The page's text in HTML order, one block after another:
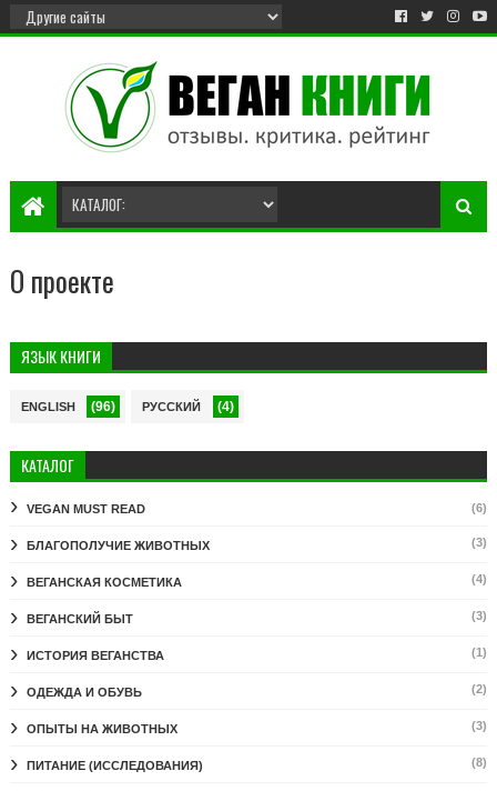
О проекте
ЯЗЫК КНИГИ
ENGLISH (96) РУССКИЙ (4)
КАТАЛОГ
VEGAN MUST READ (6)
БЛАГОПОЛУЧИЕ ЖИВОТНЫХ (3)
ВЕГАНСКАЯ КОСМЕТИКА (4)
ВЕГАНСКИЙ БЫТ (3)
ИСТОРИЯ ВЕГАНСТВА (1)
ОДЕЖДА И ОБУВЬ (2)
ОПЫТЫ НА ЖИВОТНЫХ (3)
ПИТАНИЕ (ИССЛЕДОВАНИЯ) (8)